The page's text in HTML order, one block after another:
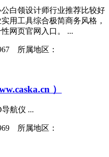
白领设计师行业推荐比较好
用工具综合极简商务风格，
网页官网入口。 ...
所属地区：
）
航仪 ...
所属地区：